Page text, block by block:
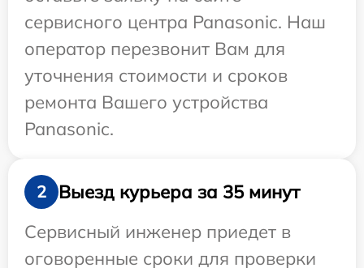
сервисного центра Panasonic. Наш
оператор перезвонит Вам для
уточнения стоимости и сроков
ремонта Вашего устройства
Panasonic.
2
Выезд курьера за 35 минут
Сервисный инженер приедет в
оговоренные сроки для проверки